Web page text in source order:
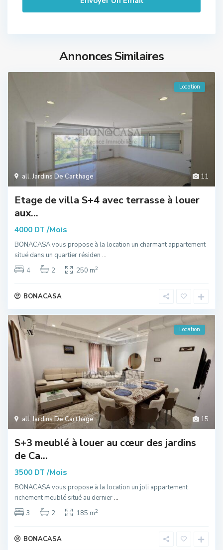
Annonces Similaires
11
all,Jardins De Carthage
Location
Etage de villa S+4 avec terrasse à louer
aux...
4000 DT /Mois
BONACASA vous propose à la location un charmant appartement
situé dans un quartier résiden ...
4
2 250 m2
BONACASA
15
all,Jardins De Carthage
Location
S+3 meublé à louer au cœur des jardins
de Ca...
3500 DT /Mois
BONACASA vous propose à la location un joli appartement
richement meublé situé au dernier...
3
2 185 m2
BONACASA